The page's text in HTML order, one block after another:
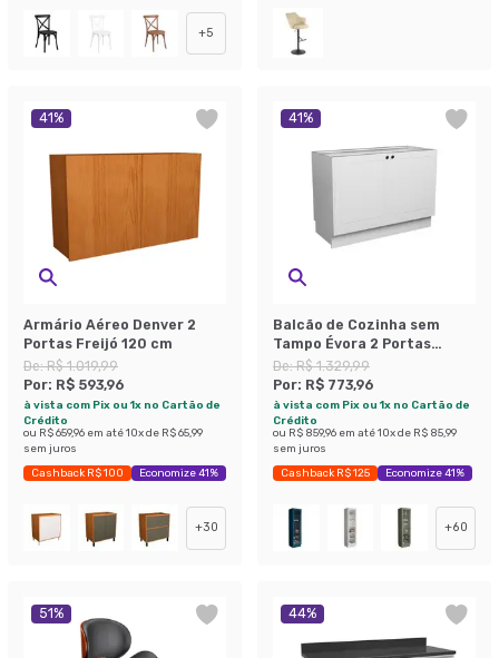
+5
41%
Armário Aéreo Denver 2
Portas Freijó 120 cm
De:R$ 1.019,99
Por: R$ 593,96
à vista com Pix ou 1x no Cartão de
Crédito
ou R$ 659,96 em até10x de R$ 65,99
sem juros
Cashback R$ 100 Economize 41%
+30
41%
Balcão de Cozinha sem
Tampo Évora 2 Portas
Branco Ártico 120 cm
De:R$ 1.329,99
Por: R$ 773,96
à vista com Pix ou 1x no Cartão de
Crédito
ou R$ 859,96 em até10x de R$ 85,99
sem juros
Cashback R$ 125 Economize 41%
+60
51% 44%